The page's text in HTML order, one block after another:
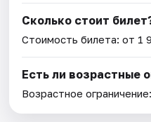
Сколько стоит
Стоимость билета: от 1
Есть ли возрастные
Возрастное